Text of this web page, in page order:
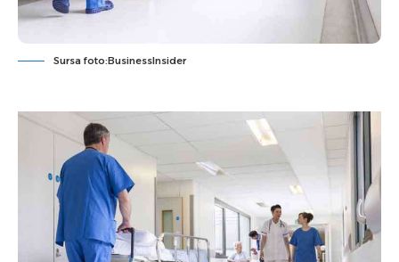
Sursa foto:BusinessInsider